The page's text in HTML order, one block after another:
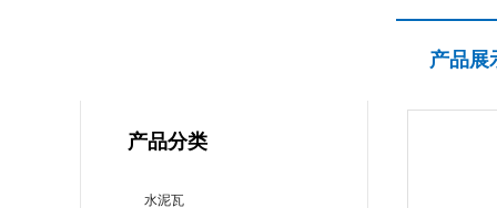
产品分类
水泥瓦
产品展